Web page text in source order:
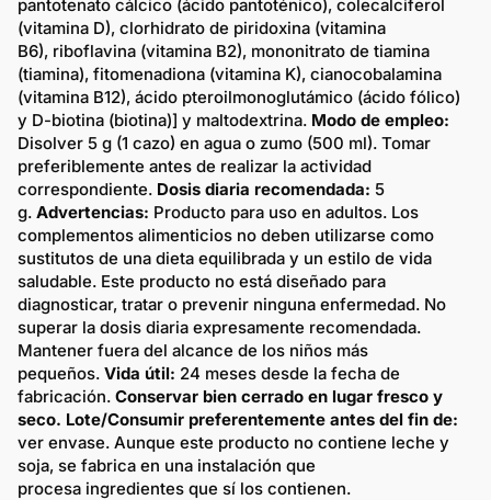
pantotenato cálcico (ácido pantoténico), colecalciferol
(vitamina D), clorhidrato de piridoxina (vitamina
B6), riboflavina (vitamina B2), mononitrato de tiamina
(tiamina), fitomenadiona (vitamina K), cianocobalamina
(vitamina B12), ácido pteroilmonoglutámico (ácido fólico)
y D-biotina (biotina)] y maltodextrina. Modo de empleo:
Disolver 5 g (1 cazo) en agua o zumo (500 ml). Tomar
preferiblemente antes de realizar la actividad
correspondiente. Dosis diaria recomendada: 5
g. Advertencias: Producto para uso en adultos. Los
complementos alimenticios no deben utilizarse como
sustitutos de una dieta equilibrada y un estilo de vida
saludable. Este producto no está diseñado para
diagnosticar, tratar o prevenir ninguna enfermedad. No
superar la dosis diaria expresamente recomendada.
Mantener fuera del alcance de los niños más
pequeños. Vida útil: 24 meses desde la fecha de
fabricación. Conservar bien cerrado en lugar fresco y
seco. Lote/Consumir preferentemente antes del fin de:
ver envase. Aunque este producto no contiene leche y
soja, se fabrica en una instalación que
procesa ingredientes que sí los contienen.